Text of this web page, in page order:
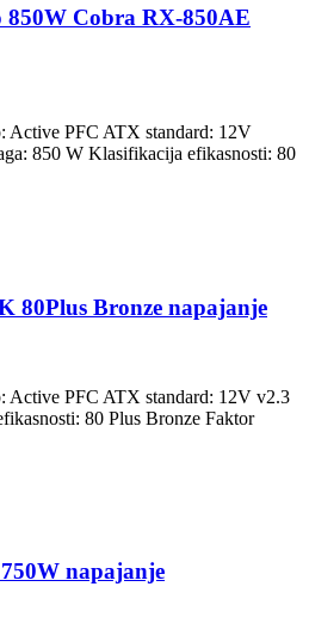
Cobra RX-850AE
Active PFC ATX standard: 12V
850 W Klasifikacija efikasnosti: 80
80Plus Bronze napajanje
Active PFC ATX standard: 12V v2.3
80 Plus Bronze Faktor
napajanje